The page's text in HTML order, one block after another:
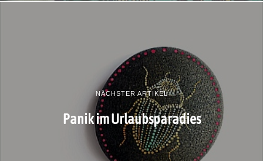
NÄCHSTER ARTIKEL
Panik im Urlaubsparadies